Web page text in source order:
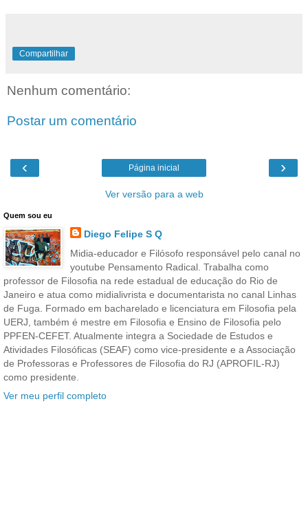
Compartilhar
Nenhum comentário:
Postar um comentário
‹ ›
Página inicial
Ver versão para a web
Quem sou eu
Diego Felipe S Q
Midia-educador e Filósofo responsável pelo canal no
youtube Pensamento Radical. Trabalha como
professor de Filosofia na rede estadual de educação do Rio de
Janeiro e atua como midialivrista e documentarista no canal Linhas
de Fuga. Formado em bacharelado e licenciatura em Filosofia pela
UERJ, também é mestre em Filosofia e Ensino de Filosofia pelo
PPFEN-CEFET. Atualmente integra a Sociedade de Estudos e
Atividades Filosóficas (SEAF) como vice-presidente e a Associação
de Professoras e Professores de Filosofia do RJ (APROFIL-RJ)
como presidente.
Ver meu perfil completo